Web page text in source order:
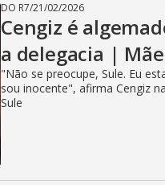
DO R7/21/02/2026
Cengiz é
a delegacia | Mãe
"Não se preocupe, Sule. Eu
sou inocente", afirma Cengiz
Sule